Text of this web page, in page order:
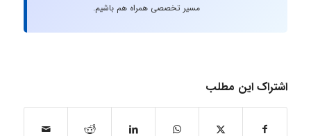
مسیر تخصصی همراه هم باشیم.
اشتراک این مطلب